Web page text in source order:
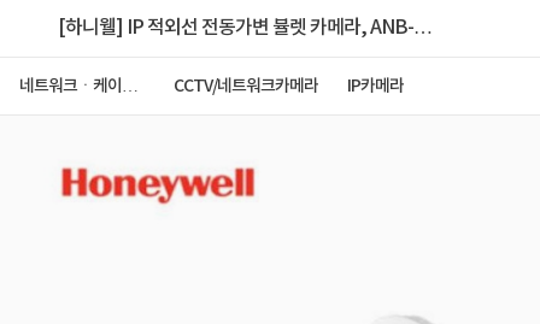
[하니웰] IP 적외선 전동가변 뷸렛 카메라, ANB-
네트워크ㆍ케이블
CCTV/네트워크카메라 IP카메라